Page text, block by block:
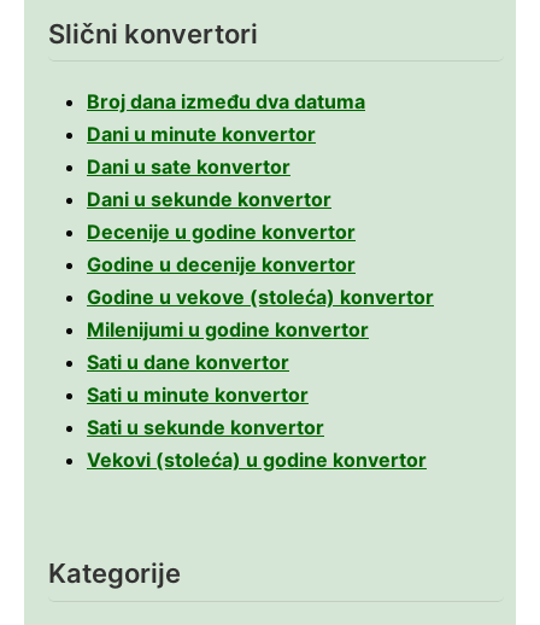
Slični konvertori
Broj dana između dva datuma
Dani u minute konvertor
Dani u sate konvertor
Dani u sekunde konvertor
Decenije u godine konvertor
Godine u decenije konvertor
Godine u vekove (stoleća) konvertor
Milenijumi u godine konvertor
Sati u dane konvertor
Sati u minute konvertor
Sati u sekunde konvertor
Vekovi (stoleća) u godine konvertor
Kategorije